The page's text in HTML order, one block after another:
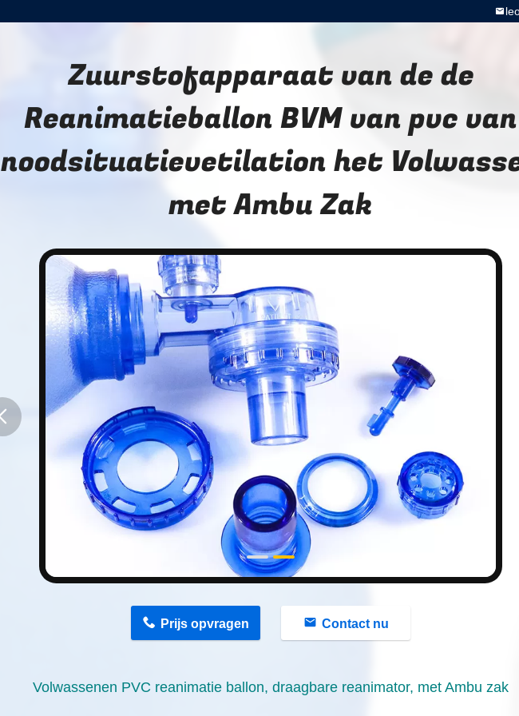
Zuurstofapparaat van de de
Reanimatieballon BVM van pvc van
noodsituatievetilation het
met Ambu Zak
Prijs opvragen Contact nu
Volwassenen PVC reanimatie ballon, draagbare reanimator, met Ambu zak